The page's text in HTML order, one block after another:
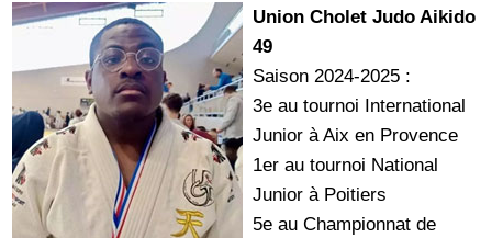
Union Cholet Judo Aikido
49
Saison 2024-2025 :
3e au tournoi International
Junior à Aix en Provence
1er au tournoi National
Junior à Poitiers
5e au Championnat de